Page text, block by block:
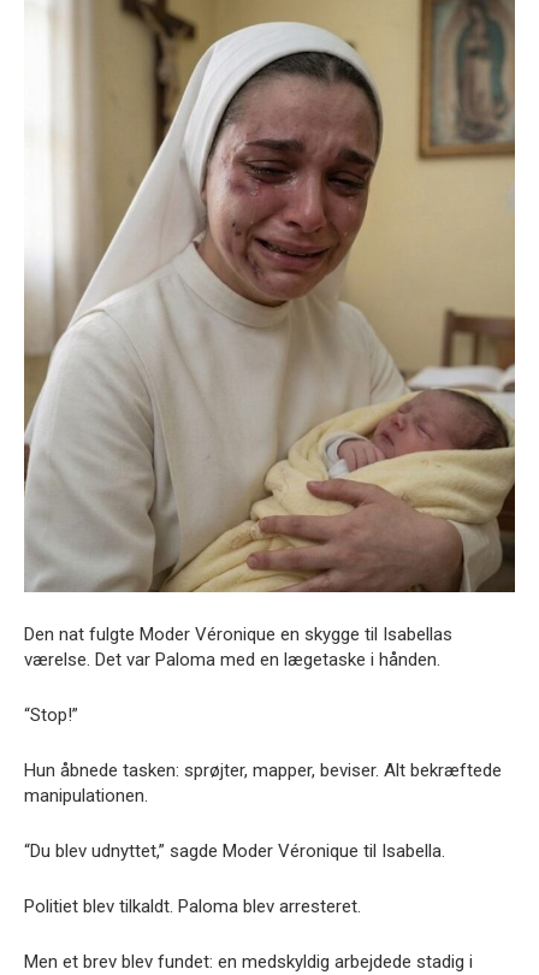
Den nat fulgte Moder Véronique en skygge til Isabellas
værelse. Det var Paloma med en lægetaske i hånden.
“Stop!”
Hun åbnede tasken: sprøjter, mapper, beviser. Alt bekræftede
manipulationen.
“Du blev udnyttet,” sagde Moder Véronique til Isabella.
Politiet blev tilkaldt. Paloma blev arresteret.
Men et brev blev fundet: en medskyldig arbejdede stadig i